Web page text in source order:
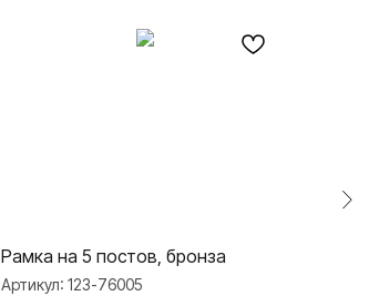
Рамка на 5 постов, бронза
Артикул: 123-76005